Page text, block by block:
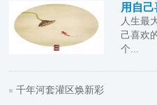
用自
人生最
己喜欢
个...
千年河套灌区焕新彩